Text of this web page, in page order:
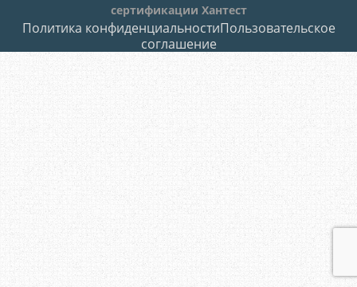
сертификации Хантест
Политика конфиденциальностиПользовательское
соглашение